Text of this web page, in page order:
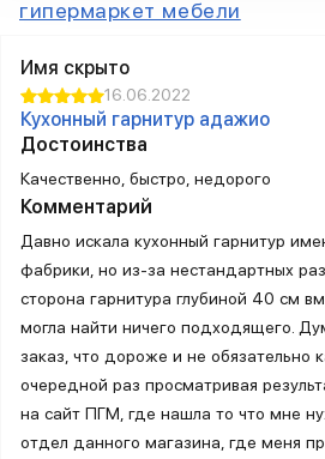
гипермаркет мебели
Имя скрыто
16.06.2022
Кухонный гарнитур адажио
Достоинства
Качественно, быстро, недорого
Комментарий
Давно искала кухонный гарнитур
фабрики, но из-за нестандартных
сторона гарнитура глубиной 40 см
могла найти ничего подходящего.
заказ, что дороже и не обязательно
очередной раз просматривая
на сайт ПГМ, где нашла то что мне
отдел данного магазина, где меня